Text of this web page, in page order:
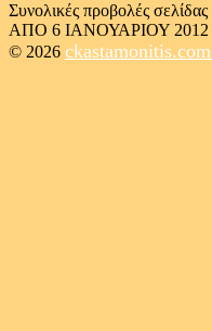
Συνολικές προβολές σελίδας
ΑΠΟ 6 ΙΑΝΟΥΑΡΙΟΥ 2012
© 2026 ckastamonitis.com